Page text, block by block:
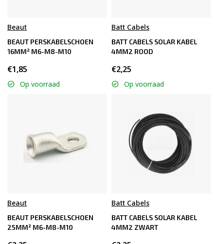
Beaut
BEAUT PERSKABELSCHOEN
16MM² M6-M8-M10
€1,85
Op voorraad
Batt Cabels
BATT CABELS SOLAR KABEL
4MM2 ROOD
€2,25
Op voorraad
Beaut
BEAUT PERSKABELSCHOEN
25MM² M6-M8-M10
Batt Cabels
BATT CABELS SOLAR KABEL
4MM2 ZWART